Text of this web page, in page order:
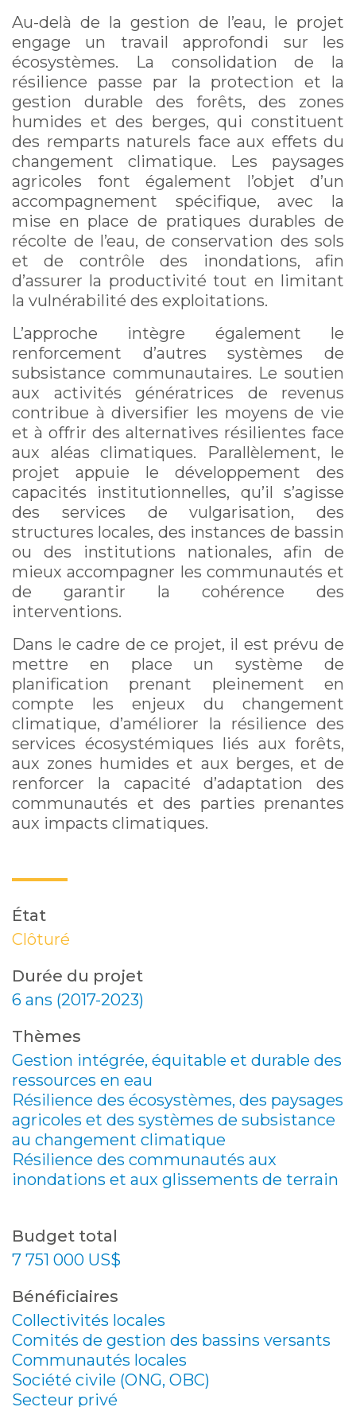
État
Clôturé
Durée du projet
6 ans (2017-2023)
Thèmes
Gestion intégrée, équitable et durable des
ressources en eau
Résilience des écosystèmes, des paysages
agricoles et des systèmes de subsistance
au changement climatique
Résilience des communautés aux
inondations et aux glissements de terrain
Budget total
7 751 000 US$
Bénéficiaires
Collectivités locales
Comités de gestion des bassins versants
Communautés locales
Société civile (ONG, OBC)
Secteur privé
Au-delà de la gestion de l’eau, le projet
engage un travail approfondi sur les
écosystèmes. La consolidation de la
résilience passe par la protection et la
gestion durable des forêts, des zones
humides et des berges, qui constituent
des remparts naturels face aux effets du
changement climatique. Les paysages
agricoles font également l’objet d’un
accompagnement spécifique, avec la
mise en place de pratiques durables de
récolte de l’eau, de conservation des sols
et de contrôle des inondations, afin
d’assurer la productivité tout en limitant
la vulnérabilité des exploitations.
L’approche intègre également le
renforcement d’autres systèmes de
subsistance communautaires. Le soutien
aux activités génératrices de revenus
contribue à diversifier les moyens de vie
et à offrir des alternatives résilientes face
aux aléas climatiques. Parallèlement, le
projet appuie le développement des
capacités institutionnelles, qu’il s’agisse
des services de vulgarisation, des
structures locales, des instances de bassin
ou des institutions nationales, afin de
mieux accompagner les communautés et
de garantir la cohérence des
interventions.
Dans le cadre de ce projet, il est prévu de
mettre en place un système de
planification prenant pleinement en
compte les enjeux du changement
climatique, d’améliorer la résilience des
services écosystémiques liés aux forêts,
aux zones humides et aux berges, et de
renforcer la capacité d’adaptation des
communautés et des parties prenantes
aux impacts climatiques.